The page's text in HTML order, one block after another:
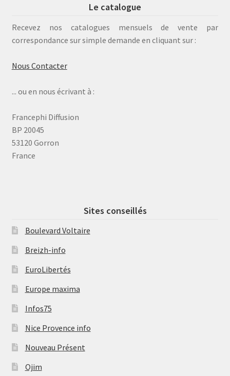
Le catalogue
Recevez nos catalogues mensuels de vente par
correspondance sur simple demande en cliquant sur :
Nous Contacter
... ou en nous écrivant à :
Francephi Diffusion
BP 20045
53120 Gorron
France
Sites conseillés
Boulevard Voltaire
Breizh-info
EuroLibertés
Europe maxima
Infos75
Nice Provence info
Nouveau Présent
Ojim